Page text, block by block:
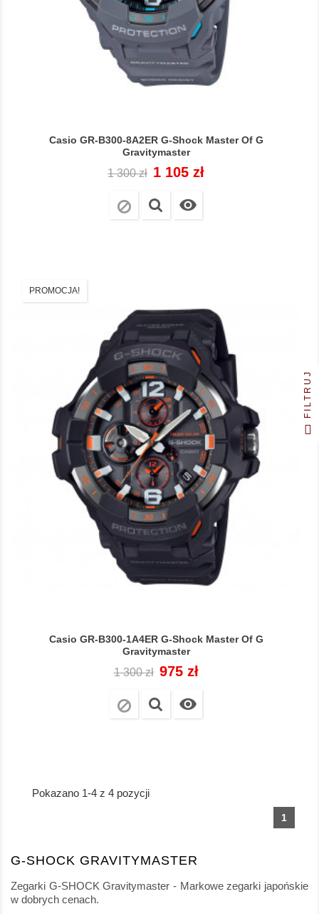
Casio GR-B300-8A2ER G-Shock Master Of G
Gravitymaster
Cena
1 300 zł Cena
1 105 zł

PROMOCJA!
Casio GR-B300-1A4ER G-Shock Master Of G
Gravitymaster
Cena
1 300 zł Cena
975 zł

Pokazano 1-4 z 4 pozycji
1
G-SHOCK GRAVITYMASTER
Zegarki G-SHOCK Gravitymaster - Markowe zegarki japońskie
w dobrych cenach.
FILTRUJ